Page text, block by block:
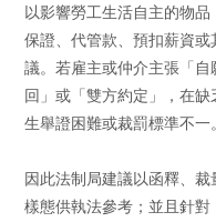
以影響勞工生活自主的物
保證、代管款、預扣薪資
議。若雇主或仲介主張「
回」或「雙方約定」，在
生舉證困難或裁罰標準不一。
因此法制局建議以函釋、
樣態供執法參考；並且針